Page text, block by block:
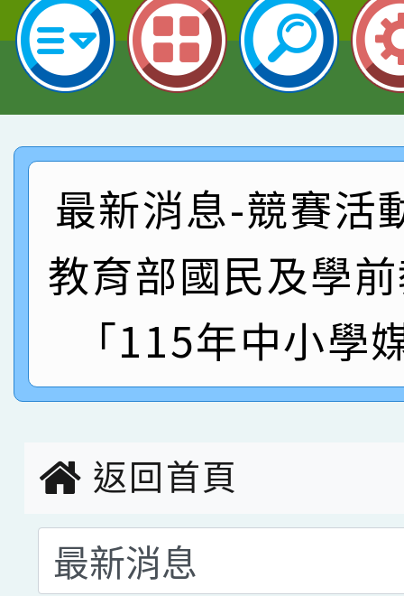
名 指導老師王老師、
園市英語競賽國小朗讀
指導老師林老師
賀！本校參加桃園市中
賽 劉文瑛教師榮獲教
臺灣台語-第二名
賀！本校參與2026世
市賽榮獲科學小創客佳
創客第三名。
賀！本校參加桃園市中
賽 洪綺君教師榮獲社
名
倩參加桃園市科展 國
名 指導老師王老師、
賀！本校四年二班張O
園市英語競賽國小朗讀
指導老師林老師
賀！本校參加桃園市中
賽 劉文瑛教師榮獲教
臺灣台語-第二名
賀！本校參與2026世
市賽榮獲科學小創客佳
最新消息-競賽活
教育部國民及學
「115年中小學
返回首頁
選擇後頁面內容會更